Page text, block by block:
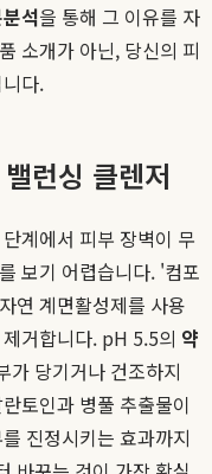
석을 통해 그 이유를 자
소개가 아닌, 당신의 피
다.
런싱 클렌저
계에서 피부 장벽이 무
보기 어렵습니다. '컴포
연 계면활성제를 사용
거합니다. pH 5.5의 약
가 당기거나 건조하지
토인과 병풀 추출물이
진정시키는 효과까지